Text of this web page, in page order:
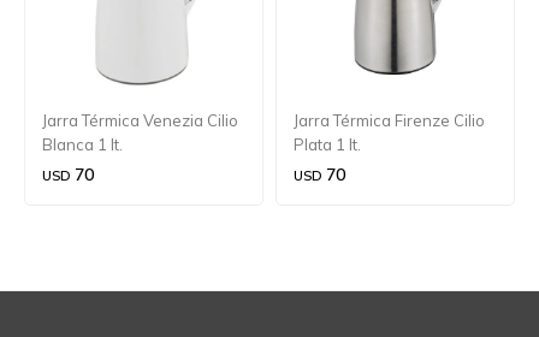
Jarra Térmica Venezia Cilio
Blanca 1 lt.
USD 70
Jarra Térmica Firenze Cilio
Plata 1 lt.
USD 70